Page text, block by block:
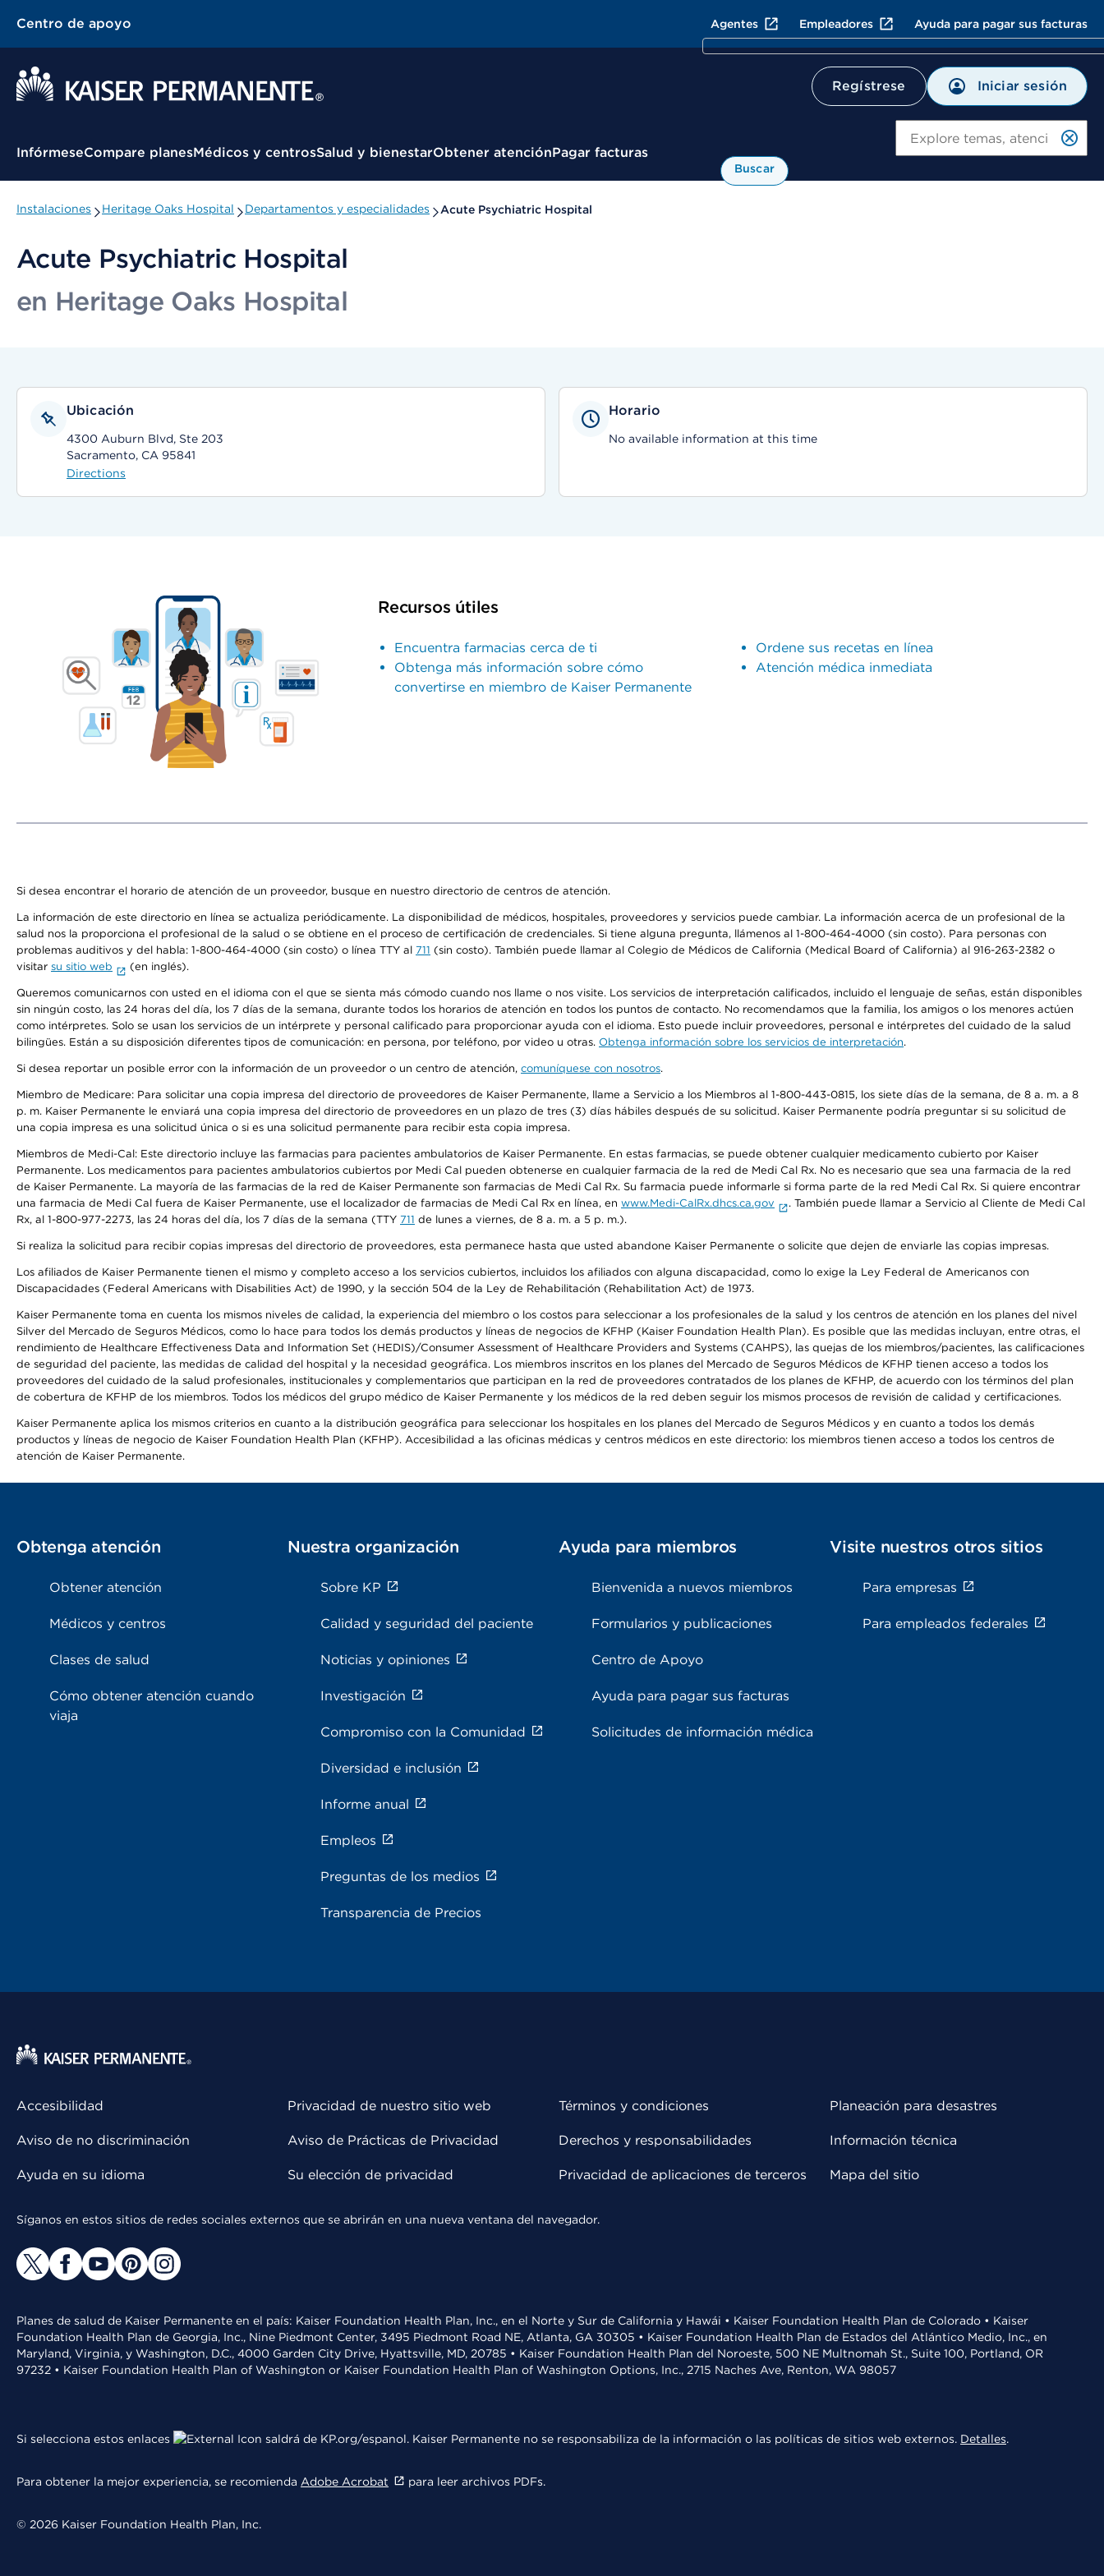
Centro de apoyo Agentes Empleadores Ayuda para pagar sus facturas
Regístrese Iniciar sesión
Menú contextual
InfórmeseCompare planesMédicos y centrosSalud y bienestarObtener atenciónPagar facturas
Buscar
Instalaciones Heritage Oaks Hospital Departamentos y especialidades Acute Psychiatric Hospital
Acute Psychiatric Hospital
en Heritage Oaks Hospital
Ubicación
4300 Auburn Blvd, Ste 203
Sacramento, CA 95841
Directions
Horario
No available information at this time
Recursos útiles
Encuentra farmacias cerca de ti
Obtenga más información sobre cómo
convertirse en miembro de Kaiser Permanente
Ordene sus recetas en línea
Atención médica inmediata
Si desea encontrar el horario de atención de un proveedor, busque en nuestro directorio de centros de atención.
La información de este directorio en línea se actualiza periódicamente. La disponibilidad de médicos, hospitales, proveedores y servicios puede cambiar. La información acerca de un profesional de la
salud nos la proporciona el profesional de la salud o se obtiene en el proceso de certificación de credenciales. Si tiene alguna pregunta, llámenos al 1-800-464-4000 (sin costo). Para personas con
problemas auditivos y del habla: 1-800-464-4000 (sin costo) o línea TTY al 711 (sin costo). También puede llamar al Colegio de Médicos de California (Medical Board of California) al 916-263-2382 o
visitar su sitio web (en inglés).
Queremos comunicarnos con usted en el idioma con el que se sienta más cómodo cuando nos llame o nos visite. Los servicios de interpretación calificados, incluido el lenguaje de señas, están disponibles
sin ningún costo, las 24 horas del día, los 7 días de la semana, durante todos los horarios de atención en todos los puntos de contacto. No recomendamos que la familia, los amigos o los menores actúen
como intérpretes. Solo se usan los servicios de un intérprete y personal calificado para proporcionar ayuda con el idioma. Esto puede incluir proveedores, personal e intérpretes del cuidado de la salud
bilingües. Están a su disposición diferentes tipos de comunicación: en persona, por teléfono, por video u otras. Obtenga información sobre los servicios de interpretación.
Si desea reportar un posible error con la información de un proveedor o un centro de atención, comuníquese con nosotros.
Miembro de Medicare: Para solicitar una copia impresa del directorio de proveedores de Kaiser Permanente, llame a Servicio a los Miembros al 1-800-443-0815, los siete días de la semana, de 8 a. m. a 8
p. m. Kaiser Permanente le enviará una copia impresa del directorio de proveedores en un plazo de tres (3) días hábiles después de su solicitud. Kaiser Permanente podría preguntar si su solicitud de
una copia impresa es una solicitud única o si es una solicitud permanente para recibir esta copia impresa.
Miembros de Medi-Cal: Este directorio incluye las farmacias para pacientes ambulatorios de Kaiser Permanente. En estas farmacias, se puede obtener cualquier medicamento cubierto por Kaiser
Permanente. Los medicamentos para pacientes ambulatorios cubiertos por Medi Cal pueden obtenerse en cualquier farmacia de la red de Medi Cal Rx. No es necesario que sea una farmacia de la red
de Kaiser Permanente. La mayoría de las farmacias de la red de Kaiser Permanente son farmacias de Medi Cal Rx. Su farmacia puede informarle si forma parte de la red Medi Cal Rx. Si quiere encontrar
una farmacia de Medi Cal fuera de Kaiser Permanente, use el localizador de farmacias de Medi Cal Rx en línea, en www.Medi-CalRx.dhcs.ca.gov
. También puede llamar a Servicio al Cliente de Medi Cal
Rx, al 1-800-977-2273, las 24 horas del día, los 7 días de la semana (TTY 711 de lunes a viernes, de 8 a. m. a 5 p. m.).
Si realiza la solicitud para recibir copias impresas del directorio de proveedores, esta permanece hasta que usted abandone Kaiser Permanente o solicite que dejen de enviarle las copias impresas.
Los afiliados de Kaiser Permanente tienen el mismo y completo acceso a los servicios cubiertos, incluidos los afiliados con alguna discapacidad, como lo exige la Ley Federal de Americanos con
Discapacidades (Federal Americans with Disabilities Act) de 1990, y la sección 504 de la Ley de Rehabilitación (Rehabilitation Act) de 1973.
Kaiser Permanente toma en cuenta los mismos niveles de calidad, la experiencia del miembro o los costos para seleccionar a los profesionales de la salud y los centros de atención en los planes del nivel
Silver del Mercado de Seguros Médicos, como lo hace para todos los demás productos y líneas de negocios de KFHP (Kaiser Foundation Health Plan). Es posible que las medidas incluyan, entre otras, el
rendimiento de Healthcare Effectiveness Data and Information Set (HEDIS)/Consumer Assessment of Healthcare Providers and Systems (CAHPS), las quejas de los miembros/pacientes, las calificaciones
de seguridad del paciente, las medidas de calidad del hospital y la necesidad geográfica. Los miembros inscritos en los planes del Mercado de Seguros Médicos de KFHP tienen acceso a todos los
proveedores del cuidado de la salud profesionales, institucionales y complementarios que participan en la red de proveedores contratados de los planes de KFHP, de acuerdo con los términos del plan
de cobertura de KFHP de los miembros. Todos los médicos del grupo médico de Kaiser Permanente y los médicos de la red deben seguir los mismos procesos de revisión de calidad y certificaciones.
Kaiser Permanente aplica los mismos criterios en cuanto a la distribución geográfica para seleccionar los hospitales en los planes del Mercado de Seguros Médicos y en cuanto a todos los demás
productos y líneas de negocio de Kaiser Foundation Health Plan (KFHP). Accesibilidad a las oficinas médicas y centros médicos en este directorio: los miembros tienen acceso a todos los centros de
atención de Kaiser Permanente.
Obtenga atención
Obtener atención
Médicos y centros
Clases de salud
Cómo obtener atención cuando
viaja
Nuestra organización
Sobre KP
Calidad y seguridad del paciente
Noticias y opiniones
Investigación
Compromiso con la Comunidad
Diversidad e inclusión
Informe anual
Empleos
Preguntas de los medios
Transparencia de Precios
Ayuda para miembros
Bienvenida a nuevos miembros
Formularios y publicaciones
Centro de Apoyo
Ayuda para pagar sus facturas
Solicitudes de información médica
Visite nuestros otros sitios
Para empresas
Para empleados federales
Accesibilidad
Aviso de no discriminación
Ayuda en su idioma
Privacidad de nuestro sitio web
Aviso de Prácticas de Privacidad
Su elección de privacidad
Términos y condiciones
Derechos y responsabilidades
Privacidad de aplicaciones de terceros
Planeación para desastres
Información técnica
Mapa del sitio
Síganos en estos sitios de redes sociales externos que se abrirán en una nueva ventana del navegador.
Planes de salud de Kaiser Permanente en el país: Kaiser Foundation Health Plan, Inc., en el Norte y Sur de California y Hawái • Kaiser Foundation Health Plan de Colorado • Kaiser
Foundation Health Plan de Georgia, Inc., Nine Piedmont Center, 3495 Piedmont Road NE, Atlanta, GA 30305 • Kaiser Foundation Health Plan de Estados del Atlántico Medio, Inc., en
Maryland, Virginia, y Washington, D.C., 4000 Garden City Drive, Hyattsville, MD, 20785 • Kaiser Foundation Health Plan del Noroeste, 500 NE Multnomah St., Suite 100, Portland, OR
97232 • Kaiser Foundation Health Plan of Washington or Kaiser Foundation Health Plan of Washington Options, Inc., 2715 Naches Ave, Renton, WA 98057
Si selecciona estos enlaces saldrá de KP.org/espanol. Kaiser Permanente no se responsabiliza de la información o las políticas de sitios web externos. Detalles.
Para obtener la mejor experiencia, se recomienda Adobe Acrobat para leer archivos PDFs.
© 2026 Kaiser Foundation Health Plan, Inc.